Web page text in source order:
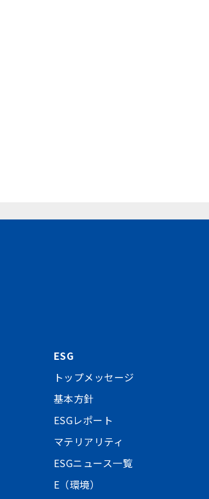
ESG
トップメッセージ
基本方針
ESGレポート
マテリアリティ
ESGニュース一覧
E（環境）